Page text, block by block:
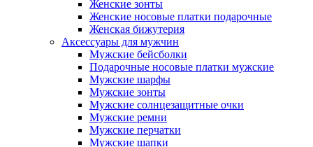
Женские зонты
Женские носовые платки подарочные
Женская бижутерия
Аксессуары для мужчин
Мужские бейсболки
Подарочные носовые платки мужские
Мужские шарфы
Мужские зонты
Мужские солнцезащитные очки
Мужские ремни
Мужские перчатки
Мужские шапки